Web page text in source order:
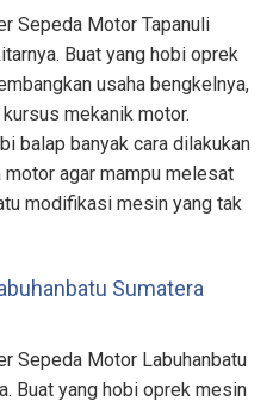
Sepeda Motor Tapanuli
Buat yang hobi oprek
usaha bengkelnya,
mekanik motor.
balap banyak cara dilakukan
agar mampu melesat
modifikasi mesin yang tak
Sumatera
Sepeda Motor Labuhanbatu
Buat yang hobi oprek mesin